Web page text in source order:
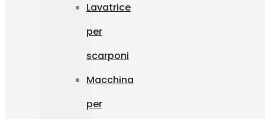
Lavatrice
per
scarponi
Macchina
per